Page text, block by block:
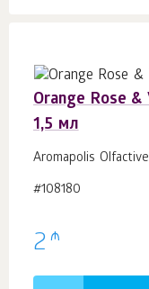
Orange Rose
1,5 мл
Aromapolis
#108180
2 ₼